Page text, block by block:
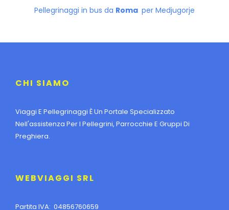
Pellegrinaggi in bus da Roma per Medjugorje
CHI SIAMO
Viaggi E Pellegrinaggi È Un Portale Specializzato
Nell'assistenza Per I Pellegrini, Parrocchie E Gruppi Di
Preghiera.
WEBVIAGGI SRL
Partita IVA: 04856760659